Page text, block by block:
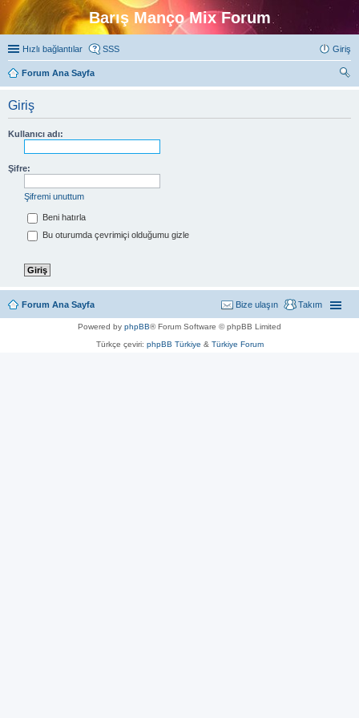
Barış Manço Mix Forum
Hızlı bağlantılar SSS Giriş
Forum Ana Sayfa
Giriş
Kullanıcı adı:
Şifre:
Şifremi unuttum
Beni hatırla
Bu oturumda çevrimiçi olduğumu gizle
Forum Ana Sayfa Takım
Bize ulaşın
Powered by phpBB® Forum Software © phpBB Limited
Türkçe çeviri: phpBB Türkiye & Türkiye Forum